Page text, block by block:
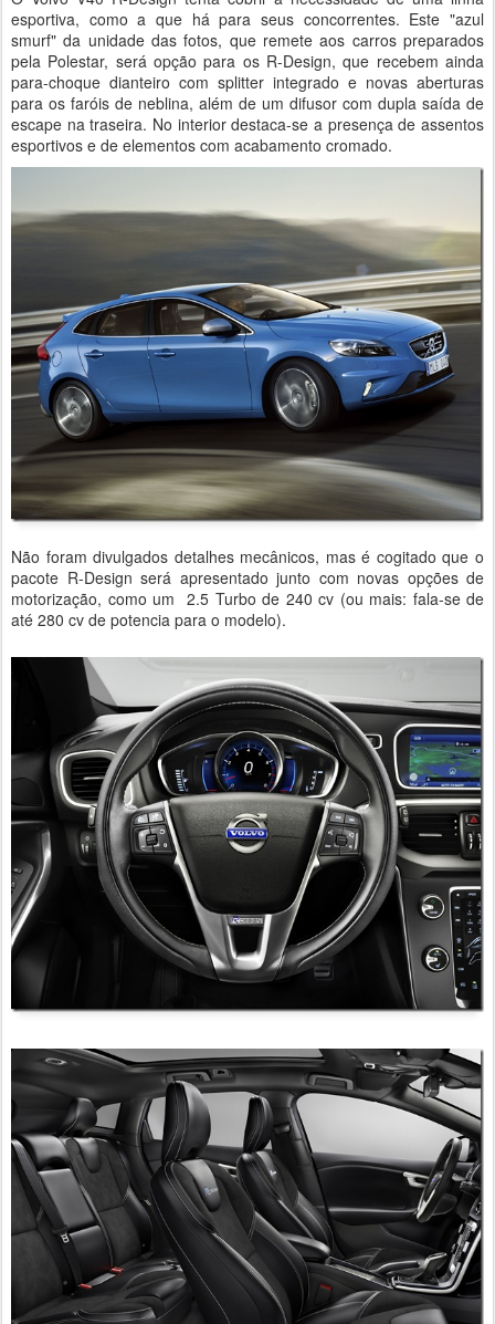
esportiva, como a que há para seus concorrentes. Este "azul
smurf" da unidade das fotos, que remete aos carros preparados
pela Polestar, será opção para os R-Design, que recebem ainda
para-choque dianteiro com splitter integrado e novas aberturas
para os faróis de neblina, além de um difusor com dupla saída de
escape na traseira. No interior destaca-se a presença de assentos
esportivos e de elementos com acabamento cromado.
Não foram divulgados detalhes mecânicos, mas é cogitado que o
pacote R-Design será apresentado junto com novas opções de
motorização, como um 2.5 Turbo de 240 cv (ou mais: fala-se de
até 280 cv de potencia para o modelo).